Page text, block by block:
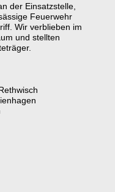
der Einsatzstelle,
Feuerwehr
Wir verblieben im
und stellten